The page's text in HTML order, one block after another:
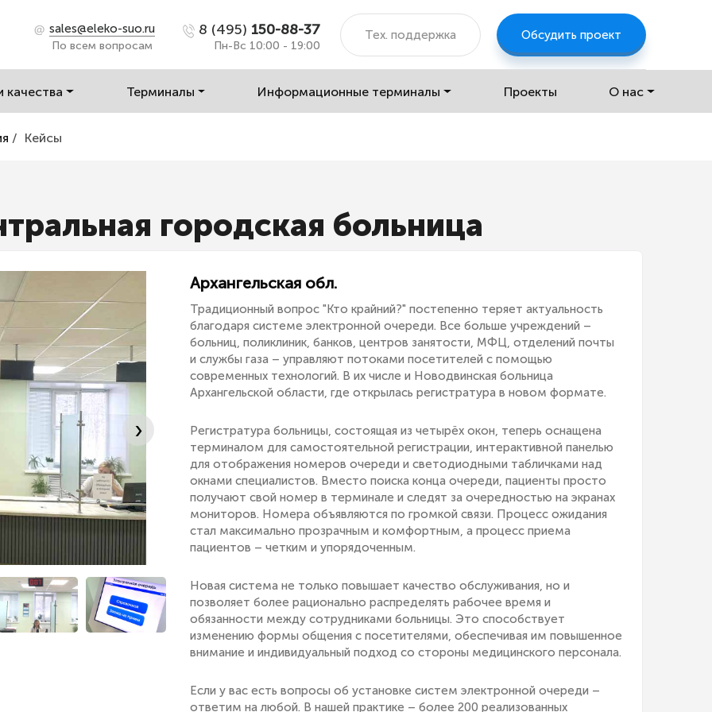
sales@eleko-suo.ru
По всем вопросам
8 (495) 150-88-37
Пн-Вс 10:00 - 19:00
Тех. поддержка Обсудить проект
качества Терминалы Информационные терминалы Проекты О нас
/ Кейсы
городская больница
›
Архангельская обл.
Традиционный вопрос "Кто крайний?" постепенно теряет актуальность
благодаря системе электронной очереди. Все больше учреждений –
больниц, поликлиник, банков, центров занятости, МФЦ, отделений почты
и службы газа – управляют потоками посетителей с помощью
современных технологий. В их числе и Новодвинская больница
Архангельской области, где открылась регистратура в новом формате.
Регистратура больницы, состоящая из четырёх окон, теперь оснащена
терминалом для самостоятельной регистрации, интерактивной панелью
для отображения номеров очереди и светодиодными табличками над
окнами специалистов. Вместо поиска конца очереди, пациенты просто
получают свой номер в терминале и следят за очередностью на экранах
мониторов. Номера объявляются по громкой связи. Процесс ожидания
стал максимально прозрачным и комфортным, а процесс приема
пациентов – четким и упорядоченным.
Новая система не только повышает качество обслуживания, но и
позволяет более рационально распределять рабочее время и
обязанности между сотрудниками больницы. Это способствует
изменению формы общения с посетителями, обеспечивая им повышенное
внимание и индивидуальный подход со стороны медицинского персонала.
Если у вас есть вопросы об установке систем электронной очереди –
ответим на любой. В нашей практике – более 200 реализованных